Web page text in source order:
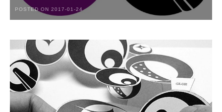
POSTED ON 2017-01-24